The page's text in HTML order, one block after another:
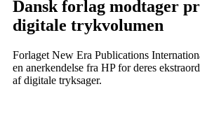
Dansk forlag modtager
digitale trykvolumen
Forlaget New Era Publications
en anerkendelse fra HP for deres
af digitale tryksager.